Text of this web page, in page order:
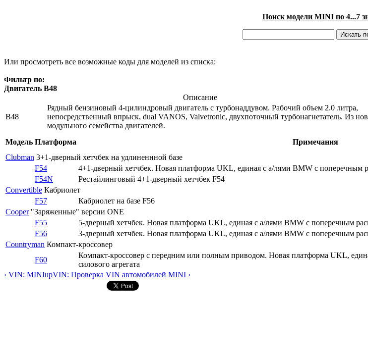
Поиск модели MINI по 4...7
Или просмотреть все возможные коды для моделей из списка:
Фильтр по:
Двигатель B48
Описание
B48
Рядный бензиновый 4-цилиндровый двигатель с турбонаддувом. Рабочий объем 2.0 литра,
непосредственный впрыск, dual VANOS, Valvetronic, двухпоточный турбонагнетатель. Из
модульного семейства двигателей.
Модель Платформа Примечания
Clubman 3+1-дверный хетчбек на удлиненнной базе
F54
4+1-дверный хетчбек. Новая платформа UKL, единая с а/лями BMW с поперечным
F54N
Рестайлинговый 4+1-дверный хетчбек F54
Convertible Кабриолет
F57
Кабриолет на базе F56
Cooper"Заряженные" версии ONE
F55
5-дверный хетчбек. Новая платформа UKL, единая с а/лями BMW с поперечным
F56
3-дверный хетчбек. Новая платформа UKL, единая с а/лями BMW с поперечным
Countryman Компакт-кроссовер
F60
Компакт-кроссовер с передним или полным приводом. Новая платформа UKL,
силового агрегата
‹ VIN: MINIupVIN: Проверка VIN автомобилей MINI ›